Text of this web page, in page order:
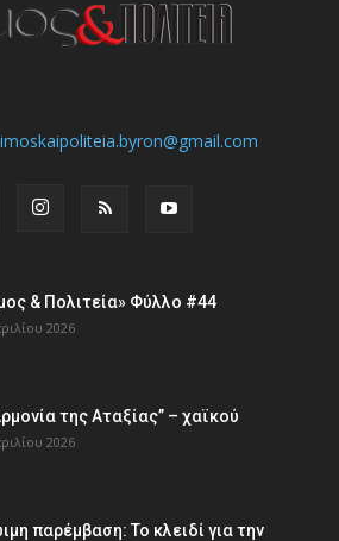
& Πολιτεία» Φύλλο #44
2026
της Αταξίας” – χαϊκού
2026
παρέμβαση: Το κλειδί για την